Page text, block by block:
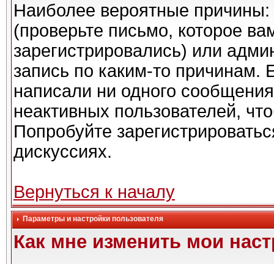
Наиболее вероятные
(проверьте письмо, которое
зарегистрировались) или
запись по каким-то причинам.
написали ни одного
неактивных пользователей,
Попробуйте
дискуссиях.
Вернуться к началу
Параметры и настройки пользователя
Как мне изменить мои